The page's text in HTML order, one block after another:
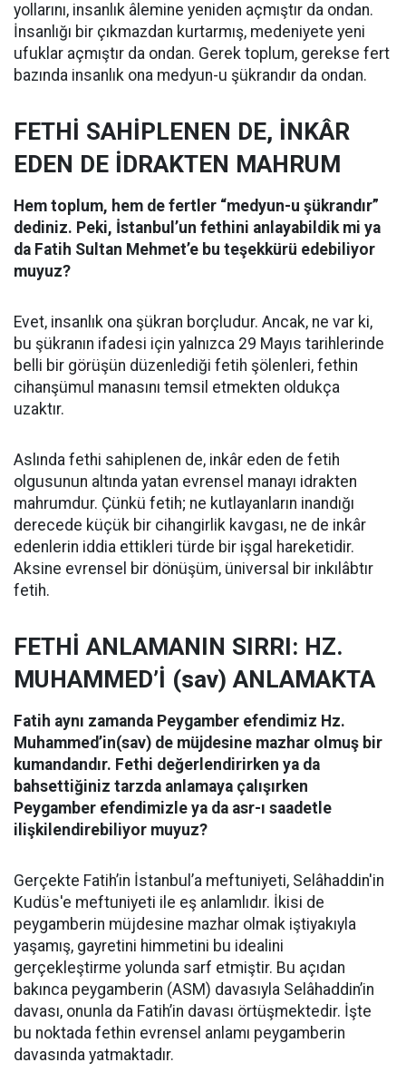
yollarını, insanlık âlemine yeniden açmıştır da ondan.
İnsanlığı bir çıkmazdan kurtarmış, medeniyete yeni
ufuklar açmıştır da ondan. Gerek toplum, gerekse fert
bazında insanlık ona medyun-u şükrandır da ondan.
FETHİ SAHİPLENEN DE, İNKÂR
EDEN DE İDRAKTEN MAHRUM
Hem toplum, hem de fertler “medyun-u şükrandır”
dediniz. Peki, İstanbul’un fethini anlayabildik mi ya
da Fatih Sultan Mehmet’e bu teşekkürü edebiliyor
muyuz?
Evet, insanlık ona şükran borçludur. Ancak, ne var ki,
bu şükranın ifadesi için yalnızca 29 Mayıs tarihlerinde
belli bir görüşün düzenlediği fetih şölenleri, fethin
cihanşümul manasını temsil etmekten oldukça
uzaktır.
Aslında fethi sahiplenen de, inkâr eden de fetih
olgusunun altında yatan evrensel manayı idrakten
mahrumdur. Çünkü fetih; ne kutlayanların inandığı
derecede küçük bir cihangirlik kavgası, ne de inkâr
edenlerin iddia ettikleri türde bir işgal hareketidir.
Aksine evrensel bir dönüşüm, üniversal bir inkılâbtır
fetih.
FETHİ ANLAMANIN SIRRI: HZ.
MUHAMMED’İ (sav) ANLAMAKTA
Fatih aynı zamanda Peygamber efendimiz Hz.
Muhammed’in(sav) de müjdesine mazhar olmuş bir
kumandandır. Fethi değerlendirirken ya da
bahsettiğiniz tarzda anlamaya çalışırken
Peygamber efendimizle ya da asr-ı saadetle
ilişkilendirebiliyor muyuz?
Gerçekte Fatih’in İstanbul’a meftuniyeti, Selâhaddin'in
Kudüs'e meftuniyeti ile eş anlamlıdır. İkisi de
peygamberin müjdesine mazhar olmak iştiyakıyla
yaşamış, gayretini himmetini bu idealini
gerçekleştirme yolunda sarf etmiştir. Bu açıdan
bakınca peygamberin (ASM) davasıyla Selâhaddin’in
davası, onunla da Fatih’in davası örtüşmektedir. İşte
bu noktada fethin evrensel anlamı peygamberin
davasında yatmaktadır.